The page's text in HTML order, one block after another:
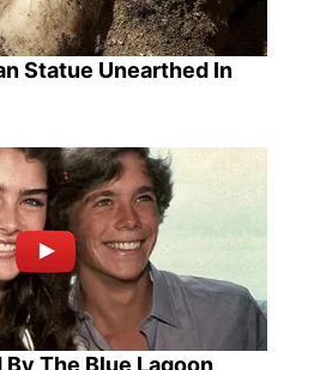
Statue Unearthed In
The Blue Lagoon